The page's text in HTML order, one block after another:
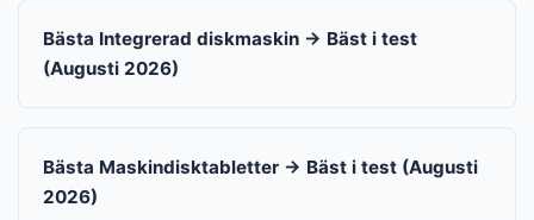
Bästa Integrerad diskmaskin → Bäst i test
(Augusti 2026)
Bästa Maskindisktabletter → Bäst i test (Augusti
2026)